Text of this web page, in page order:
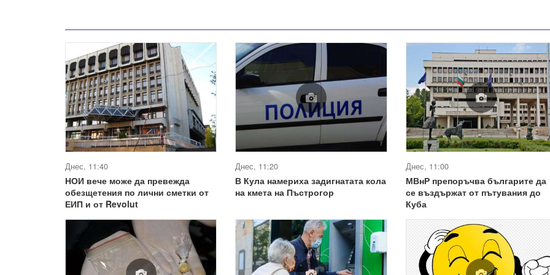
Днес, 11:40
НОИ вече може да превежда
обезщетения по лични сметки от
ЕИП и от Revolut
Днес, 11:20
В Кула намериха задигнатата кола
на кмета на Пъстрогор
Днес, 11:00
МВнР препоръчва българите да
се въздържат от пътувания до
Куба